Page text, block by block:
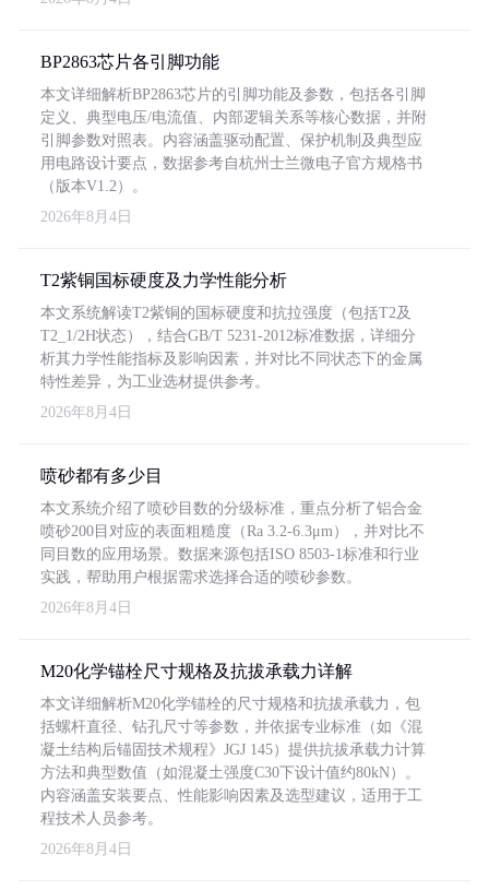
BP2863芯片各引脚功能
本文详细解析BP2863芯片的引脚功能及参数，包括各引脚
定义、典型电压/电流值、内部逻辑关系等核心数据，并附
引脚参数对照表。内容涵盖驱动配置、保护机制及典型应
用电路设计要点，数据参考自杭州士兰微电子官方规格书
（版本V1.2）。
2026年8月4日
T2紫铜国标硬度及力学性能分析
本文系统解读T2紫铜的国标硬度和抗拉强度（包括T2及
T2_1/2H状态），结合GB/T 5231-2012标准数据，详细分
析其力学性能指标及影响因素，并对比不同状态下的金属
特性差异，为工业选材提供参考。
2026年8月4日
喷砂都有多少目
本文系统介绍了喷砂目数的分级标准，重点分析了铝合金
喷砂200目对应的表面粗糙度（Ra 3.2-6.3μm），并对比不
同目数的应用场景。数据来源包括ISO 8503-1标准和行业
实践，帮助用户根据需求选择合适的喷砂参数。
2026年8月4日
M20化学锚栓尺寸规格及抗拔承载力详解
本文详细解析M20化学锚栓的尺寸规格和抗拔承载力，包
括螺杆直径、钻孔尺寸等参数，并依据专业标准（如《混
凝土结构后锚固技术规程》JGJ 145）提供抗拔承载力计算
方法和典型数值（如混凝土强度C30下设计值约80kN）。
内容涵盖安装要点、性能影响因素及选型建议，适用于工
程技术人员参考。
2026年8月4日